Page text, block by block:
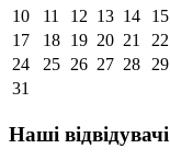
10
11 12 13 14 15
17
18 19 20 21 22
24
25 26 27 28 29
31
Наші відвідувачі